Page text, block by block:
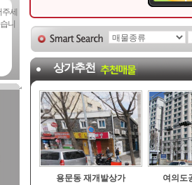
상가추천
용문동 재개발상가
여의도